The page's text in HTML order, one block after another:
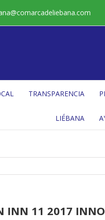
TRANSPARENCIA
LIÉBANA
INN 11 2017